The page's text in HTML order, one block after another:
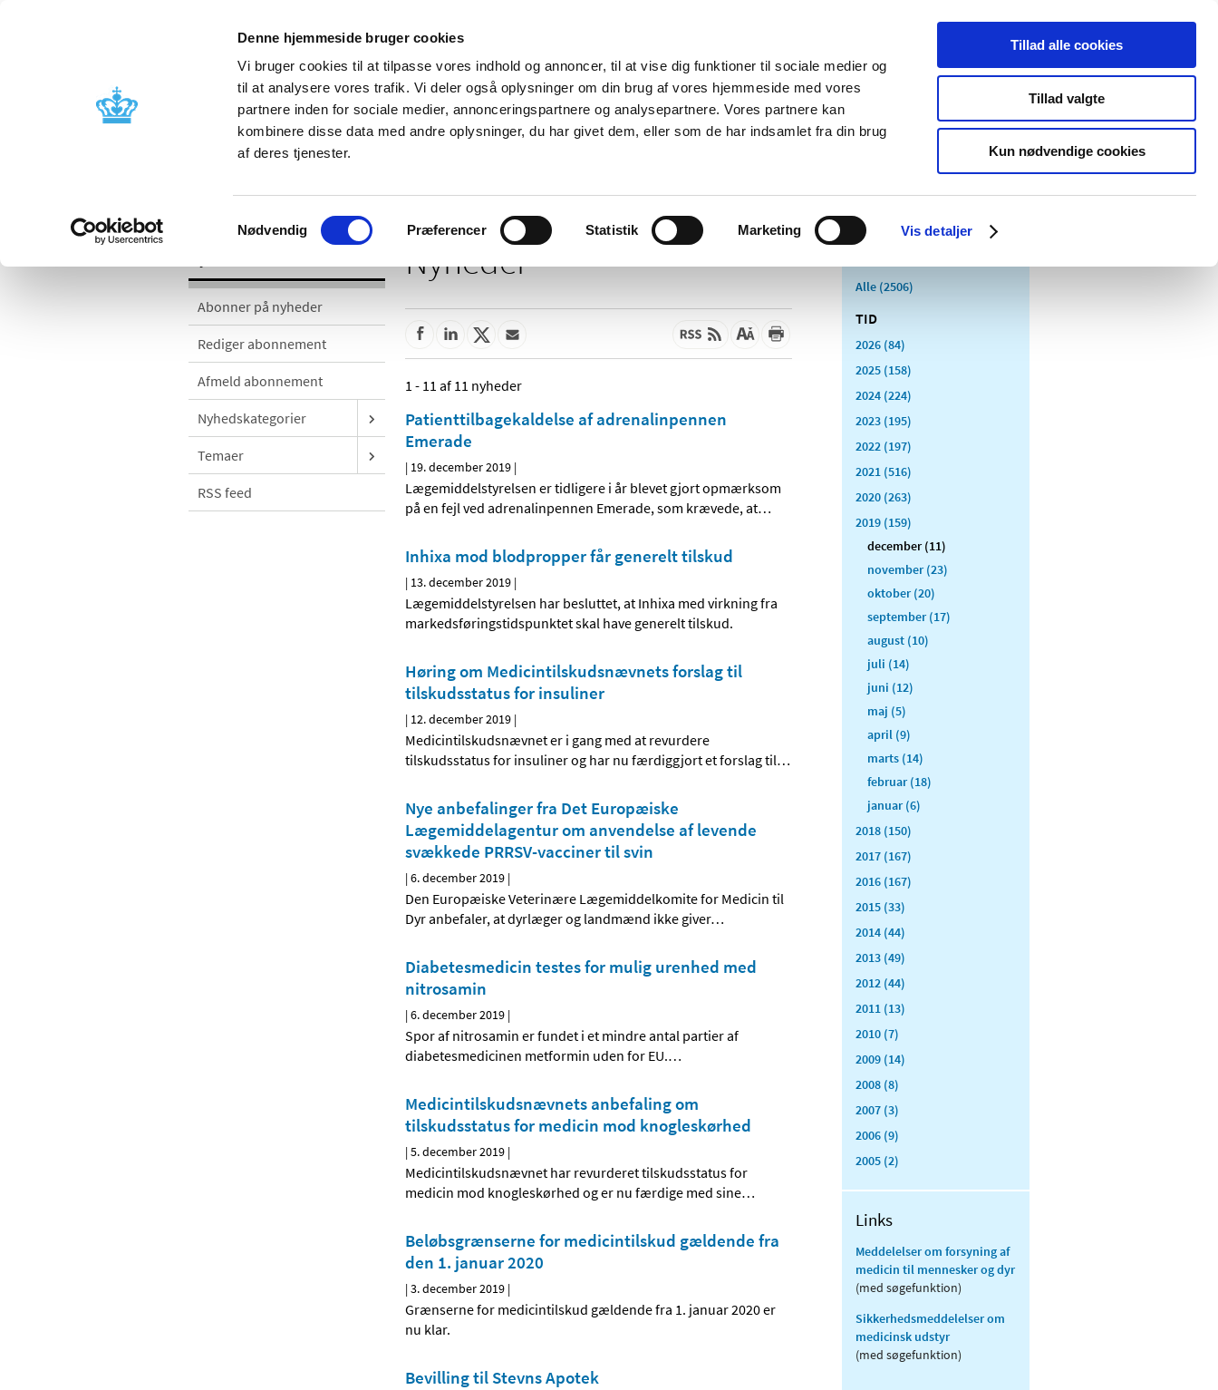
Denne hjemmeside bruger cookies
Vi bruger cookies til at tilpasse vores indhold og annoncer, til at vise dig funktioner til sociale medier og
til at analysere vores trafik. Vi deler også oplysninger om din brug af vores hjemmeside med vores
partnere inden for sociale medier, annonceringspartnere og analysepartnere. Vores partnere kan
kombinere disse data med andre oplysninger, du har givet dem, eller som de har indsamlet fra din brug
af deres tjenester.
Samtykkevalg
Nødvendig Præferencer Statistik Marketing Vis detaljer
Tillad alle cookies
Tillad valgte
Kun nødvendige cookies
Nyheder Om os Kontakt Udgivelser
Godkendelse og
Bivirkninger og
produktinformation
Tilskud og
Apoteker og salg af
Medicinsk
Særlige
produktområder
Abonner på nyheder
Rediger abonnement
Afmeld abonnement
Nyhedskategorier
Temaer
RSS feed
Nyheder
1 - 11 af 11 nyheder
Patienttilbagekaldelse af adrenalinpennen
Emerade
| 19. december 2019 |
Lægemiddelstyrelsen er tidligere i år blevet gjort opmærksom
på en fejl ved adrenalinpennen Emerade, som krævede, at…
Inhixa mod blodpropper får generelt tilskud
| 13. december 2019 |
Lægemiddelstyrelsen har besluttet, at Inhixa med virkning fra
markedsføringstidspunktet skal have generelt tilskud.
Høring om Medicintilskudsnævnets forslag til
tilskudsstatus for insuliner
| 12. december 2019 |
Medicintilskudsnævnet er i gang med at revurdere
tilskudsstatus for insuliner og har nu færdiggjort et forslag til…
Nye anbefalinger fra Det Europæiske
Lægemiddelagentur om anvendelse af levende
svækkede PRRSV-vacciner til svin
|6. december 2019 |
Den Europæiske Veterinære Lægemiddelkomite for Medicin til
Dyr anbefaler, at dyrlæger og landmænd ikke giver…
Diabetesmedicin testes for mulig urenhed med
nitrosamin
|6. december 2019 |
Spor af nitrosamin er fundet i et mindre antal partier af
diabetesmedicinen metformin uden for EU.…
Medicintilskudsnævnets anbefaling om
tilskudsstatus for medicin mod knogleskørhed
|5. december 2019 |
Medicintilskudsnævnet har revurderet tilskudsstatus for
medicin mod knogleskørhed og er nu færdige med sine…
Beløbsgrænserne for medicintilskud gældende fra
den 1. januar 2020
|3. december 2019 |
Grænserne for medicintilskud gældende fra 1. januar 2020 er
nu klar.
Bevilling til Stevns Apotek
Alle (2506)
TID
2026 (84)
2025 (158)
2024 (224)
2023 (195)
2022 (197)
2021 (516)
2020 (263)
2019 (159)
december (11)
november (23)
oktober (20)
september (17)
august (10)
juli (14)
juni (12)
maj (5)
april (9)
marts (14)
februar (18)
januar (6)
2018 (150)
2017 (167)
2016 (167)
2015 (33)
2014 (44)
2013 (49)
2012 (44)
2011 (13)
2010 (7)
2009 (14)
2008 (8)
2007 (3)
2006 (9)
2005 (2)
Links
Meddelelser om forsyning af
medicin til mennesker og dyr
(med søgefunktion)
Sikkerhedsmeddelelser om
medicinsk udstyr
(med søgefunktion)